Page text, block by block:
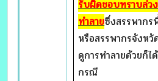
รับผิดชอบทราบล่วง
ทำลายซึ่งสรรพาก
หรือสรรพากรจังหวั
ดูการทำลายด้วยก็ไ
กรณี